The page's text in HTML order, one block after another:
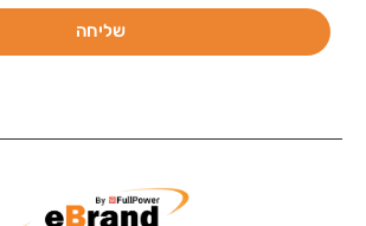
שליחה